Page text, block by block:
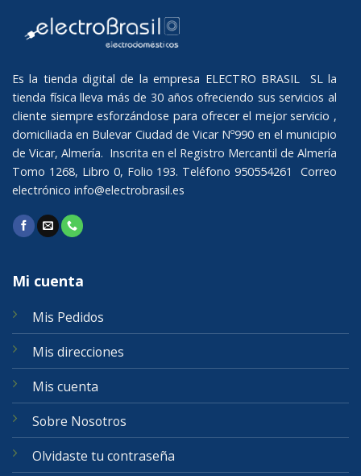
Es la tienda digital de la empresa ELECTRO BRASIL SL la
tienda física lleva más de 30 años ofreciendo sus servicios al
cliente siempre esforzándose para ofrecer el mejor servicio ,
domiciliada en Bulevar Ciudad de Vicar Nº990 en el municipio
de Vicar, Almería. Inscrita en el Registro Mercantil de Almería
Tomo 1268, Libro 0, Folio 193. Teléfono 950554261 Correo
electrónico info@electrobrasil.es
Mi cuenta
Mis Pedidos
Mis direcciones
Mis cuenta
Sobre Nosotros
Olvidaste tu contraseña